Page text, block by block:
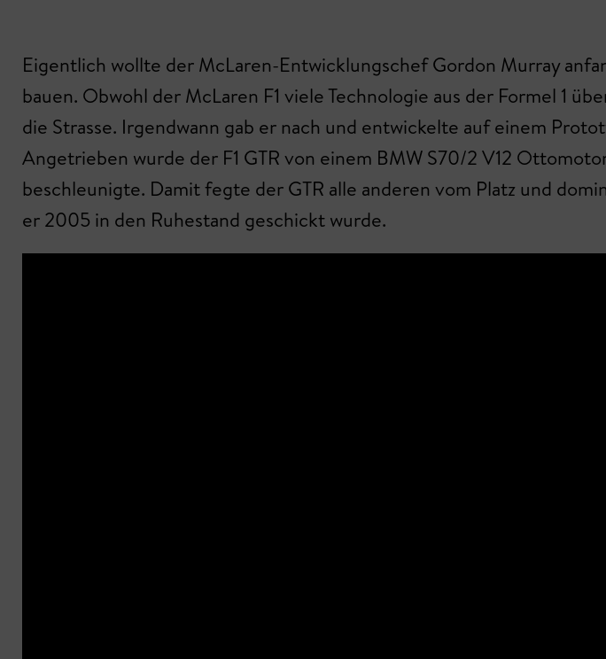
Eigentlich wollte der McLaren-Entwicklungschef Gordon Murray
bauen. Obwohl der McLaren F1 viele Technologie aus der Formel 1
die Strasse. Irgendwann gab er nach und entwickelte auf einem
Angetrieben wurde der F1 GTR von einem BMW S70/2 V12
beschleunigte. Damit fegte der GTR alle anderen vom Platz und
er 2005 in den Ruhestand geschickt wurde.